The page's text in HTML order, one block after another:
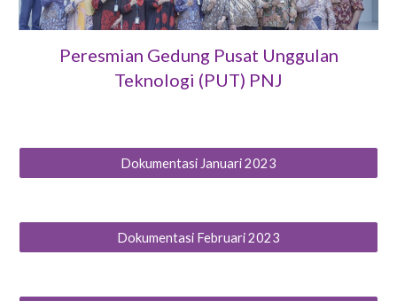
Peresmian Gedung Pusat Unggulan
Teknologi (PUT) PNJ
Dokumentasi Januari 2023
Dokumentasi Februari 2023